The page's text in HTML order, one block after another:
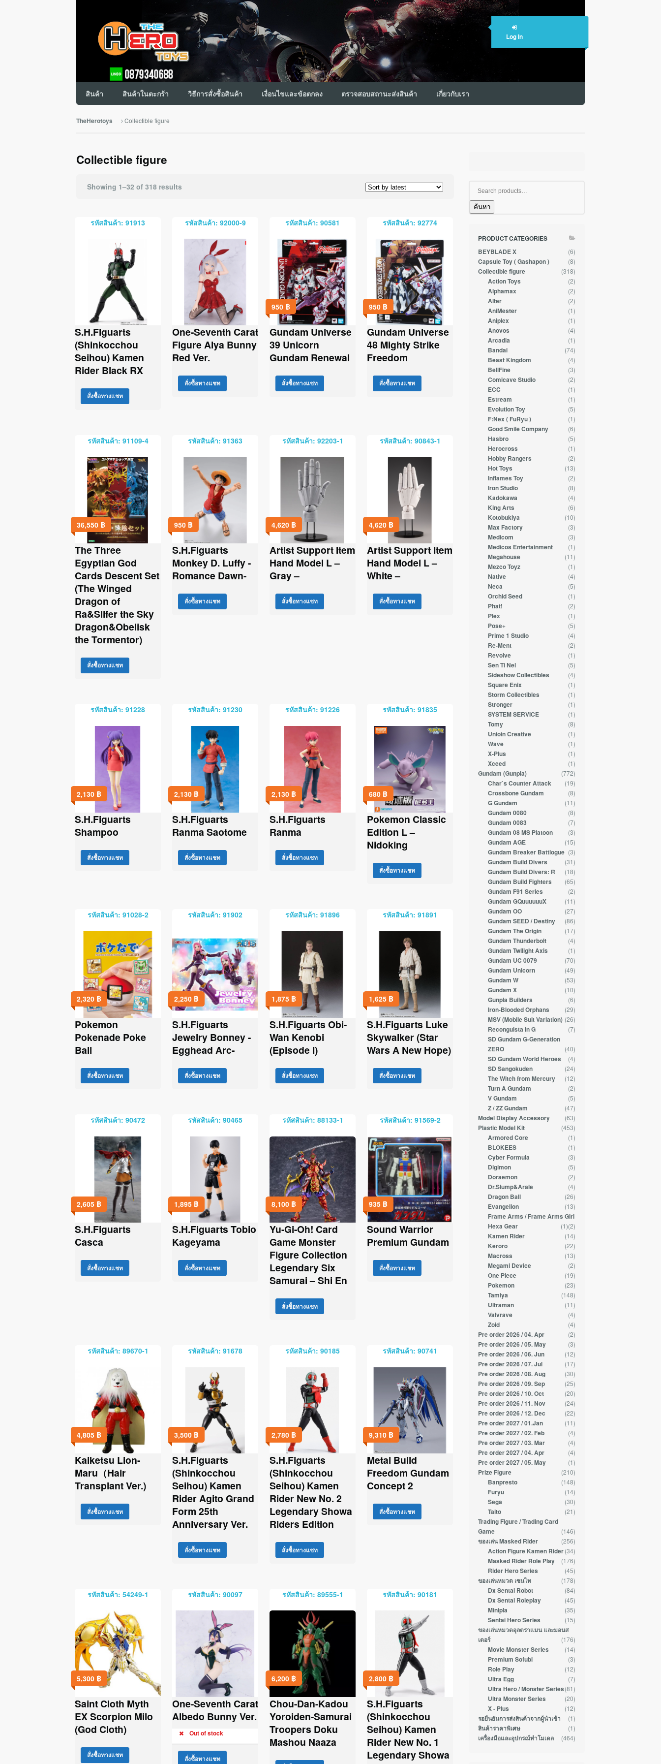
Log In
สินค้า สินค้าในตะกร้า วิธีการสั่งซื้อสินค้า เงื่อนไขและข้อตกลง ตรวจสอบสถานะส่งสินค้า เกี่ยวกับเรา
TheHerotoys Collectible figure
Collectible figure
Showing 1–32 of 318 results
รหัสสินค้า: 91913
S.H.Figuarts
(Shinkocchou
Seihou) Kamen
Rider Black RX
สั่งซื้อทางแชท
รหัสสินค้า: 92000-9
One-Seventh Carat
Figure Alya Bunny
Red Ver.
สั่งซื้อทางแชท
รหัสสินค้า: 90581
950 ฿
Gundam Universe
39 Unicorn
Gundam Renewal
สั่งซื้อทางแชท
รหัสสินค้า: 92774
950 ฿
Gundam Universe
48 Mighty Strike
Freedom
สั่งซื้อทางแชท
รหัสสินค้า: 91109-4
36,550 ฿
The Three
Egyptian God
Cards Descent Set
(The Winged
Dragon of
Ra&Slifer the Sky
Dragon&Obelisk
the Tormentor)
สั่งซื้อทางแชท
รหัสสินค้า: 91363
950 ฿
S.H.Figuarts
Monkey D. Luffy -
Romance Dawn-
สั่งซื้อทางแชท
รหัสสินค้า: 92203-1
4,620 ฿
Artist Support Item
Hand Model L –
Gray –
สั่งซื้อทางแชท
รหัสสินค้า: 90843-1
4,620 ฿
Artist Support Item
Hand Model L –
White –
สั่งซื้อทางแชท
รหัสสินค้า: 91228
2,130 ฿
S.H.Figuarts
Shampoo
สั่งซื้อทางแชท
รหัสสินค้า: 91230
2,130 ฿
S.H.Figuarts
Ranma Saotome
สั่งซื้อทางแชท
รหัสสินค้า: 91226
2,130 ฿
S.H.Figuarts
Ranma
สั่งซื้อทางแชท
รหัสสินค้า: 91835
680 ฿
Pokemon Classic
Edition L –
Nidoking
สั่งซื้อทางแชท
รหัสสินค้า: 91028-2
2,320 ฿
Pokemon
Pokenade Poke
Ball
สั่งซื้อทางแชท
รหัสสินค้า: 91902
2,250 ฿
S.H.Figuarts
Jewelry Bonney -
Egghead Arc-
สั่งซื้อทางแชท
รหัสสินค้า: 91896
1,875 ฿
S.H.Figuarts Obi-
Wan Kenobi
(Episode I)
สั่งซื้อทางแชท
รหัสสินค้า: 91891
1,625 ฿
S.H.Figuarts Luke
Skywalker (Star
Wars A New Hope)
สั่งซื้อทางแชท
รหัสสินค้า: 90472
2,605 ฿
S.H.Figuarts
Casca
สั่งซื้อทางแชท
รหัสสินค้า: 90465
1,895 ฿
S.H.Figuarts Tobio
Kageyama
สั่งซื้อทางแชท
รหัสสินค้า: 88133-1
8,100 ฿
Yu-Gi-Oh! Card
Game Monster
Figure Collection
Legendary Six
Samurai – Shi En
สั่งซื้อทางแชท
รหัสสินค้า: 91569-2
935 ฿
Sound Warrior
Premium Gundam
สั่งซื้อทางแชท
รหัสสินค้า: 89670-1
4,805 ฿
Kaiketsu Lion-
Maru（Hair
Transplant Ver.)
สั่งซื้อทางแชท
รหัสสินค้า: 91678
3,500 ฿
S.H.Figuarts
(Shinkocchou
Seihou) Kamen
Rider Agito Grand
Form 25th
Anniversary Ver.
สั่งซื้อทางแชท
รหัสสินค้า: 90185
2,780 ฿
S.H.Figuarts
(Shinkocchou
Seihou) Kamen
Rider New No. 2
Legendary Showa
Riders Edition
สั่งซื้อทางแชท
รหัสสินค้า: 90741
9,310 ฿
Metal Build
Freedom Gundam
Concept 2
สั่งซื้อทางแชท
รหัสสินค้า: 54249-1
5,300 ฿
Saint Cloth Myth
EX Scorpion Milo
(God Cloth)
สั่งซื้อทางแชท
รหัสสินค้า: 90097
One-Seventh Carat
Albedo Bunny Ver.
Out of stock
สั่งซื้อทางแชท
รหัสสินค้า: 89555-1
6,200 ฿
Chou-Dan-Kadou
Yoroiden-Samurai
Troopers Doku
Mashou Naaza
รหัสสินค้า: 90181
2,800 ฿
S.H.Figuarts
(Shinkocchou
Seihou) Kamen
Rider New No. 1
Legendary Showa
ค้นหา
PRODUCT CATEGORIES
BEYBLADE X
(6)
Capsule Toy ( Gashapon )
(8)
Collectible figure
(318)
Action Toys
(2)
Alphamax
(2)
Alter
(2)
AniMester
(1)
Aniplex
(1)
Anovos
(4)
Arcadia
(1)
Bandai
(74)
Beast Kingdom
(4)
BellFine
(3)
Comicave Studio
(2)
ECC
(1)
Estream
(1)
Evolution Toy
(5)
F:Nex ( FuRyu )
(1)
Good Smile Company
(6)
Hasbro
(5)
Herocross
(1)
Hobby Rangers
(2)
Hot Toys
(13)
Inflames Toy
(2)
Iron Studio
(8)
Kadokawa
(4)
King Arts
(6)
Kotobukiya
(10)
Max Factory
(3)
Medicom
(3)
Medicos Entertainment
(1)
Megahouse
(11)
Mezco Toyz
(1)
Native
(4)
Neca
(5)
Orchid Seed
(1)
Phat!
(2)
Plex
(1)
Pose+
(5)
Prime 1 Studio
(4)
Re-Ment
(2)
Revolve
(1)
Sen Ti Nel
(5)
Sideshow Collectibles
(4)
Square Enix
(1)
Storm Collectibles
(1)
Stronger
(1)
SYSTEM SERVICE
(1)
Tomy
(8)
Unioin Creative
(1)
Wave
(1)
X-Plus
(1)
Xceed
(1)
Gundam (Gunpla)
(772)
Char`s Counter Attack
(19)
Crossbone Gundam
(8)
G Gundam
(11)
Gundam 0080
(8)
Gundam 0083
(7)
Gundam 08 MS Platoon
(3)
Gundam AGE
(15)
Gundam Breaker Battlogue (3)
Gundam Build Divers
(31)
Gundam Build Divers: R
(18)
Gundam Build Fighters
(65)
Gundam F91 Series
(2)
Gundam GQuuuuuuX
(11)
Gundam OO
(27)
Gundam SEED / Destiny
(86)
Gundam The Origin
(17)
Gundam Thunderbolt
(4)
Gundam Twilight Axis
(1)
Gundam UC 0079
(70)
Gundam Unicorn
(49)
Gundam W
(53)
Gundam X
(10)
Gunpla Builders
(6)
Iron-Blooded Orphans
(29)
MSV (Mobile Suit Variation) (26)
Reconguista in G
(7)
SD Gundam G-Generation
ZERO
(40)
SD Gundam World Heroes
(4)
SD Sangokuden
(24)
The Witch from Mercury
(12)
Turn A Gundam
(2)
V Gundam
(5)
Z / ZZ Gundam
(47)
Model Display Accessory
(63)
Plastic Model Kit
(453)
Armored Core
(1)
BLOKEES
(1)
Cyber Formula
(3)
Digimon
(5)
Doraemon
(2)
Dr.Slump&Arale
(4)
Dragon Ball
(26)
Evangelion
(13)
Frame Arms / Frame Arms Girl
(2)
Hexa Gear
(1)
Kamen Rider
(14)
Keroro
(22)
Macross
(13)
Megami Device
(2)
One Piece
(19)
Pokemon
(23)
Tamiya
(148)
Ultraman
(11)
Valvrave
(4)
Zoid
(4)
Pre order 2026 / 04. Apr
(2)
Pre order 2026 / 05. May
(3)
Pre order 2026 / 06. Jun
(12)
Pre order 2026 / 07. Jul
(17)
Pre order 2026 / 08. Aug
(30)
Pre order 2026 / 09. Sep
(25)
Pre order 2026 / 10. Oct
(20)
Pre order 2026 / 11. Nov
(24)
Pre order 2026 / 12. Dec
(22)
Pre order 2027 / 01.Jan
(11)
Pre order 2027 / 02. Feb
(4)
Pre order 2027 / 03. Mar
(4)
Pre order 2027 / 04. Apr
(4)
Pre order 2027 / 05. May
(1)
Prize Figure
(210)
Banpresto
(148)
Furyu
(14)
Sega
(30)
Taito
(21)
Trading Figure / Trading Card
Game
(146)
ของเล่น Masked Rider
(256)
Action Figure Kamen Rider (34)
Masked Rider Role Play
(176)
Rider Hero Series
(45)
ของเล่นหมวด เซนไท
(178)
Dx Sentai Robot
(84)
Dx Sentai Roleplay
(45)
Minipla
(35)
Sentai Hero Series
(15)
ของเล่นหมวดอุลตราแมน และมอนส
เตอร์
(176)
Movie Monster Series
(14)
Premium Sofubi
(3)
Role Play
(12)
Ultra Egg
(7)
Ultra Hero / Monster Series(81)
Ultra Monster Series
(20)
X - Plus
(12)
รอยืนยันการส่งสินค้าจากผู้นำเข้า
(1)
สินค้าราคาพิเศษ
(1)
เครื่องมือและอุปกรณ์ทำโมเดล
(464)